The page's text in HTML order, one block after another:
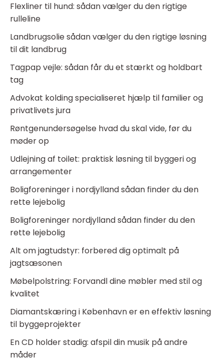
Flexliner til hund: sådan vælger du den rigtige
rulleline
Landbrugsolie sådan vælger du den rigtige løsning
til dit landbrug
Tagpap vejle: sådan får du et stærkt og holdbart
tag
Advokat kolding specialiseret hjælp til familier og
privatlivets jura
Røntgenundersøgelse hvad du skal vide, før du
møder op
Udlejning af toilet: praktisk løsning til byggeri og
arrangementer
Boligforeninger i nordjylland sådan finder du den
rette lejebolig
Boligforeninger nordjylland sådan finder du den
rette lejebolig
Alt om jagtudstyr: forbered dig optimalt på
jagtsæsonen
Møbelpolstring: Forvandl dine møbler med stil og
kvalitet
Diamantskæring i København er en effektiv løsning
til byggeprojekter
En CD holder stadig: afspil din musik på andre
måder